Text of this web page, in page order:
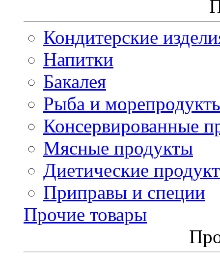
Кондитерские
Напитки
Бакалея
Рыба и
Консервированные
Мясные продукты
Диетические
Приправы и специи
Прочие товары